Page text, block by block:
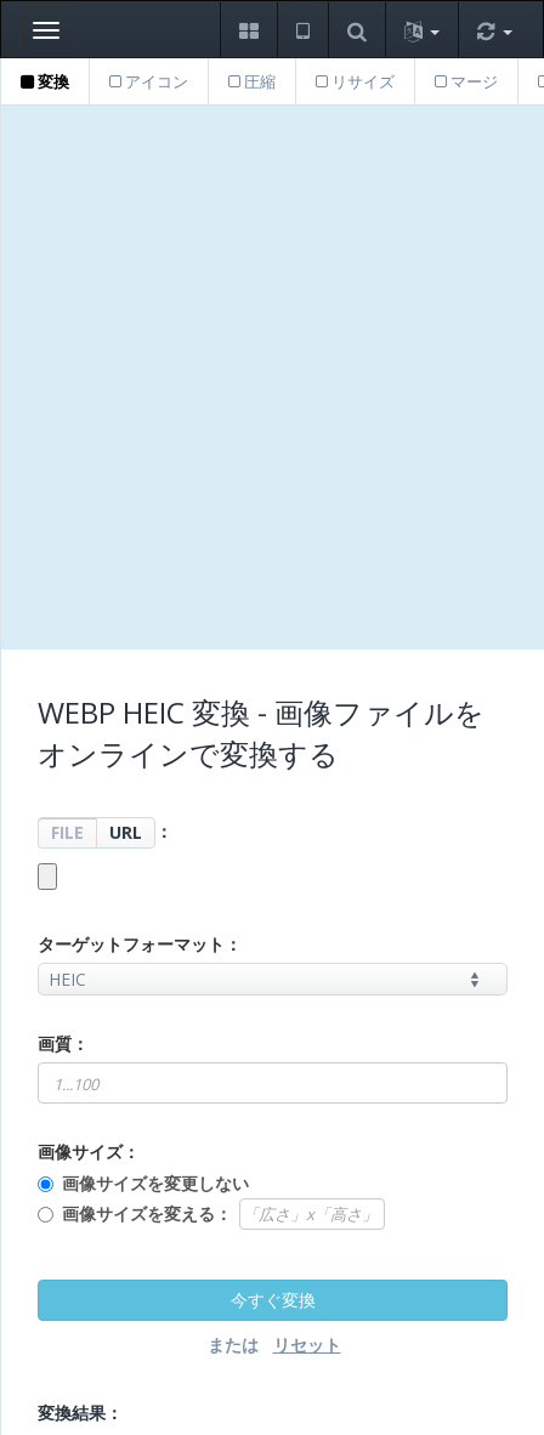
Toggle
navigation
変換 アイコン 圧縮 リサイズ マージ
WEBP HEIC 変換 - 画像ファイルを
オンラインで変換する
FILE URL ：
ターゲットフォーマット：
画質：
画像サイズ：
画像サイズを変更しない
画像サイズを変える：
または
変換結果：